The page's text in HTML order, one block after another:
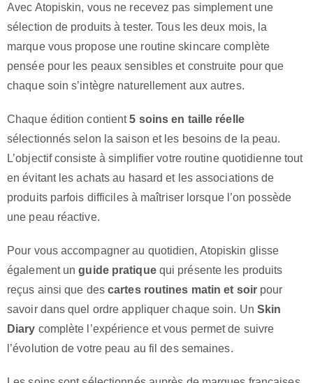
Avec Atopiskin, vous ne recevez pas simplement une
sélection de produits à tester. Tous les deux mois, la
marque vous propose une routine skincare complète
pensée pour les peaux sensibles et construite pour que
chaque soin s’intègre naturellement aux autres.
Chaque édition contient5 soins en taille réelle
sélectionnés selon la saison et les besoins de la peau.
L’objectif consiste à simplifier votre routine quotidienne tout
en évitant les achats au hasard et les associations de
produits parfois difficiles à maîtriser lorsque l’on possède
une peau réactive.
Pour vous accompagner au quotidien, Atopiskin glisse
également unguide pratiquequi présente les produits
reçus ainsi que des cartes routines matin et soirpour
savoir dans quel ordre appliquer chaque soin. Un Skin
Diary complète l’expérience et vous permet de suivre
l’évolution de votre peau au fil des semaines.